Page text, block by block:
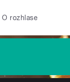
O rozhlase